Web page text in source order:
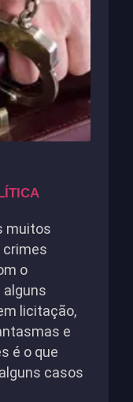
muitos
crimes
o
licitação,
e
é o que
casos